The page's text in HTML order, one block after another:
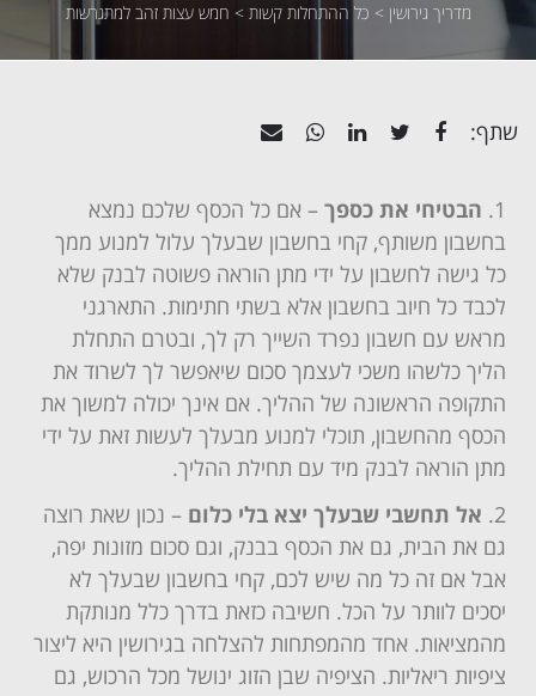
מדריך גירושין > כל ההתחלות קשות > חמש עצות זהב למתגרשות
שתף:
הבטיחי את כספך – אם כל הכסף שלכם נמצא
בחשבון משותף, קחי בחשבון שבעלך עלול למנוע ממך
כל גישה לחשבון על ידי מתן הוראה פשוטה לבנק שלא
לכבד כל חיוב בחשבון אלא בשתי חתימות. התארגני
מראש עם חשבון נפרד השייך רק לך, ובטרם התחלת
הליך כלשהו משכי לעצמך סכום שיאפשר לך לשרוד את
התקופה הראשונה של ההליך. אם אינך יכולה למשוך את
הכסף מהחשבון, תוכלי למנוע מבעלך לעשות זאת על ידי
מתן הוראה לבנק מיד עם תחילת ההליך.
אל תחשבי שבעלך יצא בלי כלום – נכון שאת רוצה
גם את הבית, גם את הכסף בבנק, וגם סכום מזונות יפה,
אבל אם זה כל מה שיש לכם, קחי בחשבון שבעלך לא
יסכים לוותר על הכל. חשיבה כזאת בדרך כלל מנותקת
מהמציאות. אחד מהמפתחות להצלחה בגירושין היא ליצור
ציפיות ריאליות. הציפיה שבן הזוג ינושל מכל הרכוש, גם